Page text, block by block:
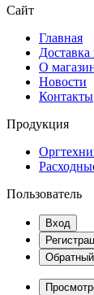
Сайт
Главная
Доставка
О
Новости
Контакты
Продукция
Пользователь
Вход